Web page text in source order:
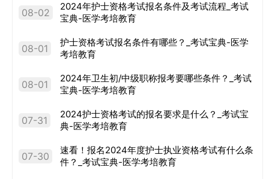
08-02
2024年护士资格考试报名条件及考试流程_考试
宝典-医学考培教育
08-01
护士资格考试报名条件有哪些？_考试宝典-医学
考培教育
08-01
2024年卫生初/中级职称报考要哪些条件？_考试
宝典-医学考培教育
07-31
2024护士资格考试的报名要求是什么？_考试宝
典-医学考培教育
07-30
速看！报名2024年度护士执业资格考试有什么条
件？_考试宝典-医学考培教育